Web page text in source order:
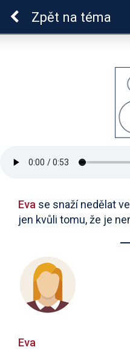
Epilepsie u
Zpět na téma
Eva se snaží nedělat
jen kvůli tomu, že je
Eva